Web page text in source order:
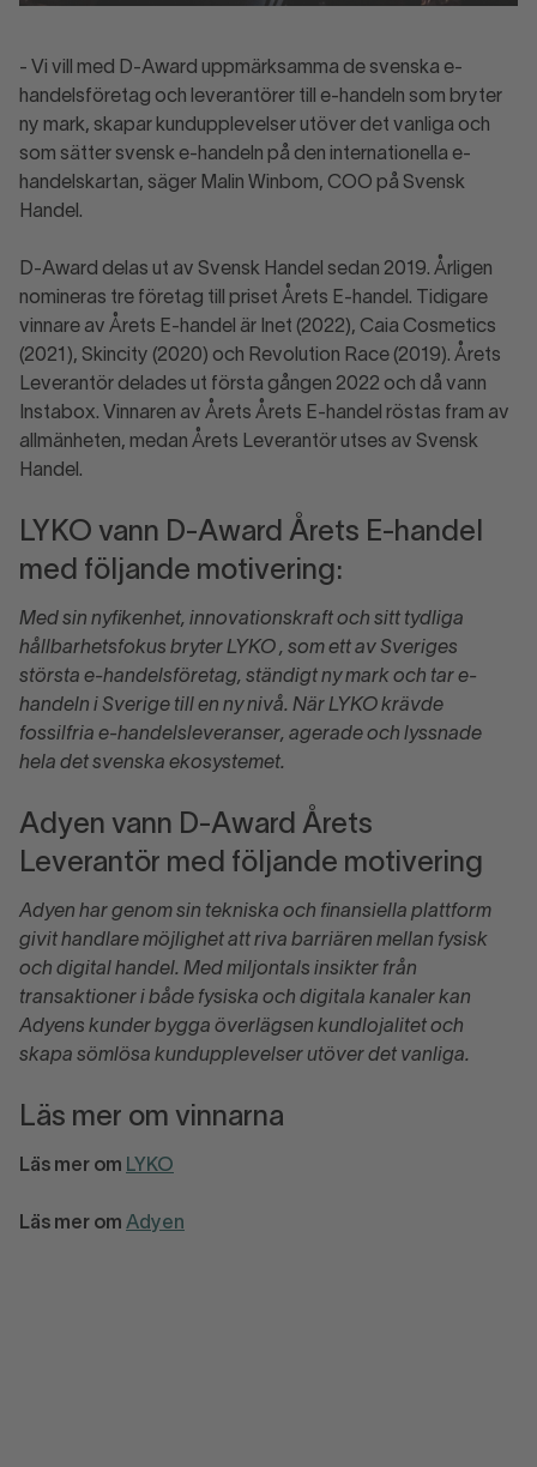
- Vi vill med D-Award uppmärksamma de svenska e-
handelsföretag och leverantörer till e-handeln som bryter
ny mark, skapar kundupplevelser utöver det vanliga och
som sätter svensk e-handeln på den internationella e-
handelskartan, säger Malin Winbom, COO på Svensk
Handel.
D-Award delas ut av Svensk Handel sedan 2019. Årligen
nomineras tre företag till priset Årets E-handel. Tidigare
vinnare av Årets E-handel är Inet (2022), Caia Cosmetics
(2021), Skincity (2020) och Revolution Race (2019). Årets
Leverantör delades ut första gången 2022 och då vann
Instabox. Vinnaren av Årets Årets E-handel röstas fram av
allmänheten, medan Årets Leverantör utses av Svensk
Handel.
LYKO vann D-Award Årets E-handel
med följande motivering:
Med sin nyfikenhet, innovationskraft och sitt tydliga
hållbarhetsfokus bryter LYKO , som ett av Sveriges
största e-handelsföretag, ständigt ny mark och tar e-
handeln i Sverige till en ny nivå. När LYKO krävde
fossilfria e-handelsleveranser, agerade och lyssnade
hela det svenska ekosystemet.
Adyen vann D-Award Årets
Leverantör med följande motivering
Adyen har genom sin tekniska och finansiella plattform
givit handlare möjlighet att riva barriären mellan fysisk
och digital handel. Med miljontals insikter från
transaktioner i både fysiska och digitala kanaler kan
Adyens kunder bygga överlägsen kundlojalitet och
skapa sömlösa kundupplevelser utöver det vanliga.
Läs mer om vinnarna
Läs mer om LYKO
Läs mer om Adyen